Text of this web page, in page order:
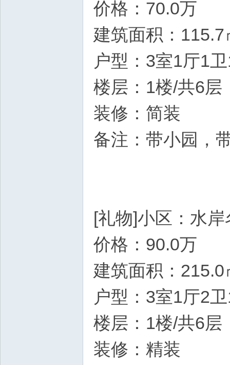
价格：70.0万
建筑面积：115.7
户型：3室1厅1
楼层：1楼/共6层
装修：简装
备注：带小园，
[礼物]小区：水
价格：90.0万
建筑面积：215.0
户型：3室1厅2
楼层：1楼/共6层
装修：精装